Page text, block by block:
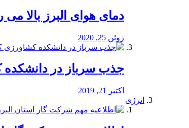
دمای هوای البرز بالا می
ژوئن 25, 2020
جذب سرباز در
اکتبر 21, 2019
انرژی